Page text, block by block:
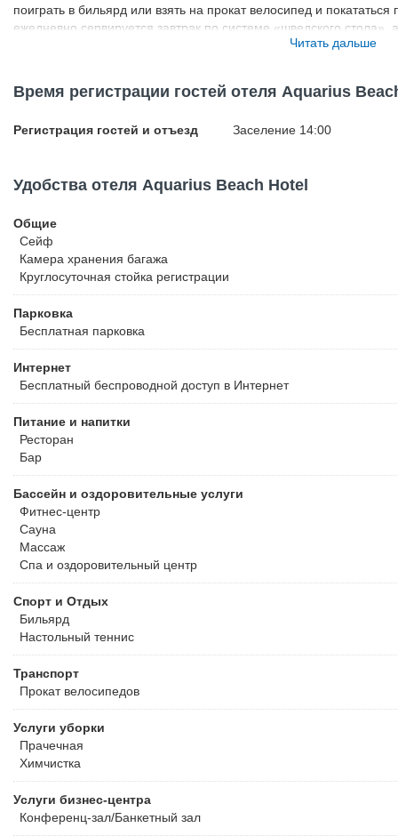
поиграть в бильярд или взять на прокат велосипед и
ежедневно сервируется завтрак по системе «шведского
и коктейлей. Номерной фонд Aquarius Beach Hotel составляют
холодильником и собственным сейфом, в отдельных ванных
точки доступа Wi-Fi.
Читать дальше
Время регистрации гостей отеля Aquarius
Регистрация гостей и отъезд Заселение 14:00
Удобства отеля Aquarius Beach Hotel
Общие
Сейф
Камера хранения багажа
Круглосуточная стойка регистрации
Парковка
Бесплатная парковка
Интернет
Бесплатный беспроводной доступ в Интернет
Питание и напитки
Ресторан
Бар
Бассейн и оздоровительные услуги
Фитнес-центр
Сауна
Массаж
Спа и оздоровительный центр
Спорт и Отдых
Бильярд
Настольный теннис
Транспорт
Прокат велосипедов
Услуги уборки
Прачечная
Химчистка
Услуги бизнес-центра
Конференц-зал/Банкетный зал